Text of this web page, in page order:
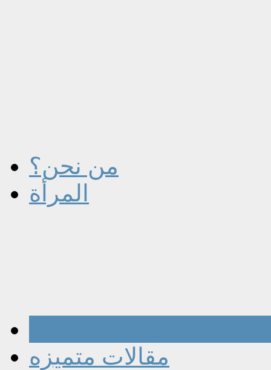
من نحن؟
المرأة
مقالات متميزه